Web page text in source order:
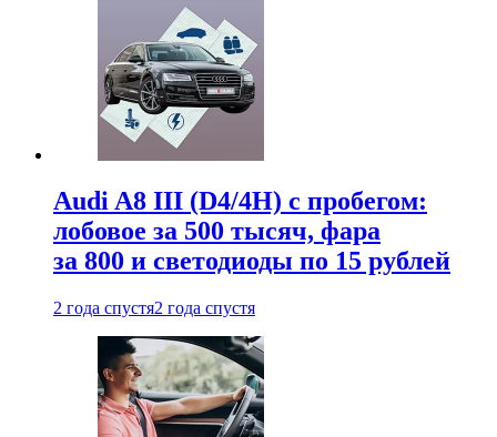
Audi A8 III (D4/4H) c пробегом:
лобовое за 500 тысяч, фара
за 800 и светодиоды по 15 рублей
2 года спустя2 года спустя